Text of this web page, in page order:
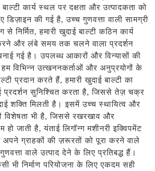
कार्य स्थल पर दक्षता और उत्पादकता को
की गई है, उच्च गुणवत्ता वाली सामग्री
निर्मित, हमारी खुदाई बाल्टी कठिन कार्य
करने और लंबे समय तक चलने वाला प्रदर्शन
गई है। उपलब्ध आकारों और विन्यासों की
विभिन्न उत्खननकर्ताओं और अनुप्रयोगों के
प्रदान करते हैं, हमारी खुदाई बाल्टी का
प्रदर्शन सुनिश्चित करता है, जिससे तेज़ चक्र
शक्ति मिलती है। इसमें उच्च स्थायित्व और
विशेषता भी है, जिससे रखरखाव और
जाती है, यंताई लिगॉन्ग मशीनरी इक्विपमेंट
ग्राहकों की ज़रूरतों को पूरा करने वाले
वाले उत्पाद देने के लिए प्रतिबद्ध हैं।
भी निर्माण परियोजना के लिए एकदम सही